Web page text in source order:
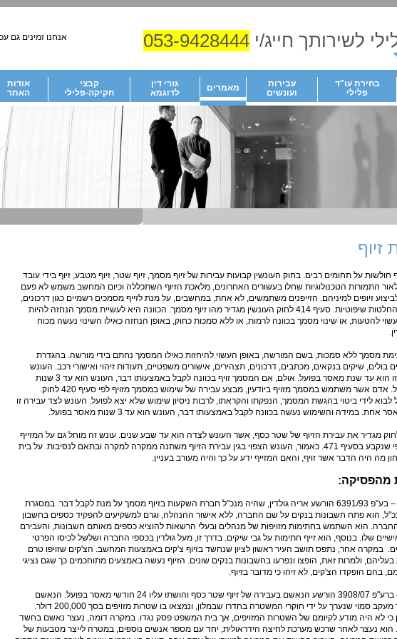
לשירותך חייג/י 053-9428444 אנחנו זמינים גם
בחירת עו"ד
פלילי
עבירות
ועונשים
מאמרים
גזרי דין
לדוגמא
קבצי
חקיקה-פלילי
אודות
האתר
זיוף
חולשות על תחומים רבים. בחוק העונשין קבועות עבירות של זיוף מסמך, זיוף שטר, זיוף מטבע, זיוף בידי עובד
לאור התמורות הטכנולוגיות שחלו בעשורים האחרונים, מלאכת הזיוף השתכללה וכיום המחשב משמש לא פעם
זיופים למיניהם. הזייפנים משתמשים, לא אחת, במחשבים, על מנת לזייף מסמכים רשמיים כגון דרכונים,
צוואות ואף החלטות שיפוטיות. סעיף 414 לחוק העונשין מגדיר מהו זיוף מסמך. הכוונה היא לעשיית מסמך הנחזה להיות
להטעות, או שינוי מסמך בכוונה לרמות, או ללא סמכות כחוק, באופן הנחזה כאילו השינוי נעשה מכוח
מסמך ללא סמכות, בשם המורשה, באופן העשוי להיחזות כאילו המסמך נחתם בידי מורשה. בהגדרת
בולים, שיקים בנקאים, מכתבים, דרכונים, תצהירים, אישורים משפטיים, תעודות זיהוי ואישורי רכב. העונש
לצד עבירה זו הוא עד שנת מאסר בפועל. אולם, אם המסמך זויף בכוונה לקבל באמצעותו דבר, העונש הוא עד 3 שנות
מאסר בפועל. אדם אשר משתמש במסמך מזויף ביודעין, מבצע עבירה של שימוש במסמך מזויף לפי סעיף 420 לחוק.
לבוא לידי ביטוי בהגשת המסמך, הנפקתו והקראתו, לרבות ניסיון שימוש שלא יצא לפועל. העונש לצד עבירה זו
אחת. במידה והשימוש נעשה בכוונה לקבל באמצעותו דבר, העונש הוא עד 3 שנות מאסר בפועל.
462 לחוק מגדיר את עבירת הזיוף של שטר כסף, אשר העונש לצדה הוא עד שבע שנים. עונש זה מוחל גם על המזייף
מטבעות, כפי שנקבע בסעיף 471. כאמור, העונש הצפוי בגין עבירת הזיוף משתנה ממקרה למקרה ובתאם לנסיבות. על בית
מה היה הדבר אשר זויף, והאם המזייף ידע על כך והיה מעורב בעניין.
מהפסיקה:
– בע"פ 6391/93 הורשע אריה גולדין, שהיה מנכ"ל חברת השקעות בזיוף מסמך על מנת לקבל דבר. במסגרת
הוא פתח חשבונות בנקים על שם החברה, ללא אישור ההנהלה, וגרם למשקיעים להפקיד כספים בחשבון
הוא השתמש בחתימות מזויפות של מנהלים ובעלי הרשאות להוציא כספים מאותם חשבונות, והעבירם
שלו. בנוסף, הוא זייף חתימות על גבי שיקים. בדרך זו, מעל גולדין בכספי החברה ושלשל לכיסו הפרטי
במקרה אחר, נתפס תושב העיר ראשון לציון שנחשד בזיוף צ'קים באמצעות המחשב. הצ'קים שזויפו טרם
בעליהם, ולמרות זאת, הופצו ונפרעו בחשבונות בנקים שונים. הזיוף נעשה באמצעים מתוחכמים כך שגם נציגי
בהם הופקדו הצ'קים, לא זיהו כי מדובר בזיוף.
– ברע"פ 3908/07 הורשע הנאשם בעבירה של זיוף שטר כסף והושתו עליו 24 חודשי מאסר בפועל. הנאשם
נתפס לאחר מעקב סמוי שנערך על ידי חוקרי המשטרה בחדרו שבמלון, ונמצאו בו שטרות מזויפים בסך 200,000 דולר.
לא היה מודע לקיומם של השטרות המזויפים, אך בית המשפט פסק נגדו. במקרה דומה, נעצר נאשם בחשד
הוא נעצר לאחר שרכש מערכת לחיצה הידראולית, יחד עם מספר אנשים נוספים, במטרה לייצר מטבעות של